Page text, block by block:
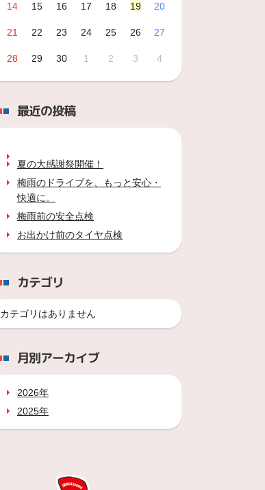
14 15 16 17 18 19 20
21 22 23 24 25 26 27
28 29 30 1 2 3 4
最近の投稿
夏の大感謝祭開催！
梅雨のドライブを、もっと安心・
快適に。
梅雨前の安全点検
お出かけ前のタイヤ点検
カテゴリ
カテゴリはありません
月別アーカイブ
2026年
2025年